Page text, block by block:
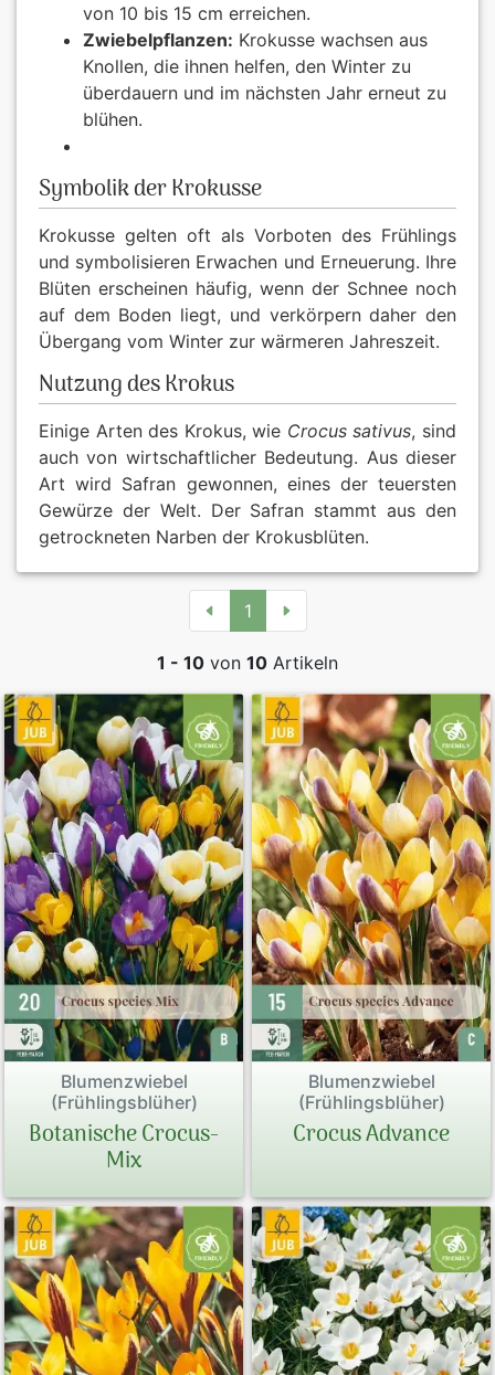
von 10 bis 15 cm erreichen.
Zwiebelpflanzen: Krokusse wachsen aus
Knollen, die ihnen helfen, den Winter zu
überdauern und im nächsten Jahr erneut zu
blühen.
Symbolik der Krokusse
Krokusse gelten oft als Vorboten des Frühlings
und symbolisieren Erwachen und Erneuerung. Ihre
Blüten erscheinen häufig, wenn der Schnee noch
auf dem Boden liegt, und verkörpern daher den
Übergang vom Winter zur wärmeren Jahreszeit.
Nutzung des Krokus
Einige Arten des Krokus, wie Crocus sativus, sind
auch von wirtschaftlicher Bedeutung. Aus dieser
Art wird Safran gewonnen, eines der teuersten
Gewürze der Welt. Der Safran stammt aus den
getrockneten Narben der Krokusblüten.
1
1 - 10 von 10 Artikeln
Blumenzwiebel
(Frühlingsblüher)
Botanische Crocus-
Mix
Blumenzwiebel
(Frühlingsblüher)
Crocus Advance